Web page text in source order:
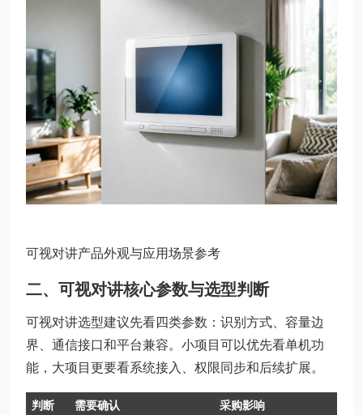
可视对讲产品外观与应用场景参考
二、可视对讲核心参数与选型判断
可视对讲选型建议先看四类参数：识别方式、容量边
界、通信接口和平台兼容。小项目可以优先看单机功
能，大项目更要看系统接入、权限同步和后续扩展。
判断
需要确认 采购影响